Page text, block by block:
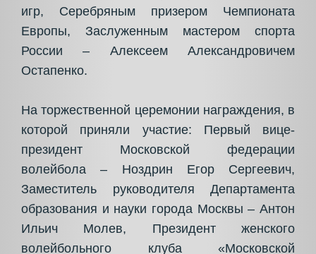
игр, Серебряным призером Чемпионата
Европы, Заслуженным мастером спорта
России – Алексеем Александровичем
Остапенко.
На торжественной церемонии награждения, в
которой приняли участие: Первый вице-
президент Московской федерации
волейбола – Ноздрин Егор Сергеевич,
Заместитель руководителя Департамента
образования и науки города Москвы – Антон
Ильич Молев, Президент женского
волейбольного клуба «Московской